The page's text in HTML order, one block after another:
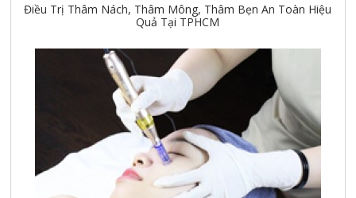
Điều Trị Thâm Nách, Thâm Mông, Thâm Bẹn An Toàn Hiệu
Quả Tại TPHCM